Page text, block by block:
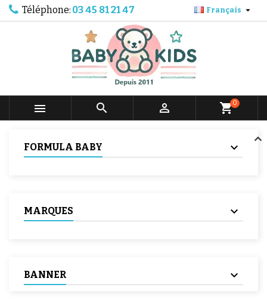
Téléphone: 03 45 81 21 47 Français 
   shopping_cart0
FORMULA BABY
MARQUES
BANNER